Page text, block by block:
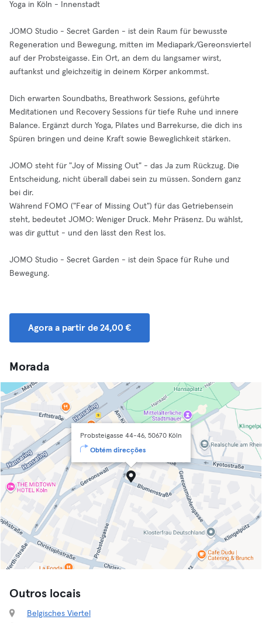
Yoga in Köln - Innenstadt
JOMO Studio - Secret Garden - ist dein Raum für bewusste
Regeneration und Bewegung, mitten im Mediapark/Gereonsviertel
auf der Probsteigasse. Ein Ort, an dem du langsamer wirst,
auftankst und gleichzeitig in deinem Körper ankommst.
Dich erwarten Soundbaths, Breathwork Sessions, geführte
Meditationen und Recovery Sessions für tiefe Ruhe und innere
Balance. Ergänzt durch Yoga, Pilates und Barrekurse, die dich ins
Spüren bringen und deine Kraft sowie Beweglichkeit stärken.
JOMO steht für "Joy of Missing Out" - das Ja zum Rückzug. Die
Entscheidung, nicht überall dabei sein zu müssen. Sondern ganz
bei dir.
Während FOMO ("Fear of Missing Out") für das Getriebensein
steht, bedeutet JOMO: Weniger Druck. Mehr Präsenz. Du wählst,
was dir guttut - und den lässt den Rest los.
JOMO Studio - Secret Garden - ist dein Space für Ruhe und
Bewegung.
Agora a partir de 24,00 €
Morada
Probsteigasse 44-46, 50670 Köln
Obtém direcções
Outros locais
Belgisches Viertel